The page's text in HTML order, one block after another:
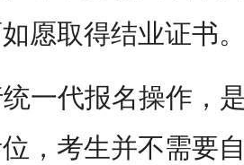
愿取得结业证书
一代报名操作，
，考生并不需要